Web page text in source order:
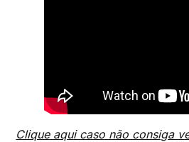
Clique aqui caso não consiga